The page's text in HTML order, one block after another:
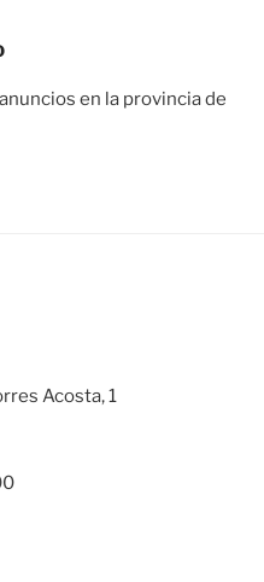
en la provincia de
Acosta, 1